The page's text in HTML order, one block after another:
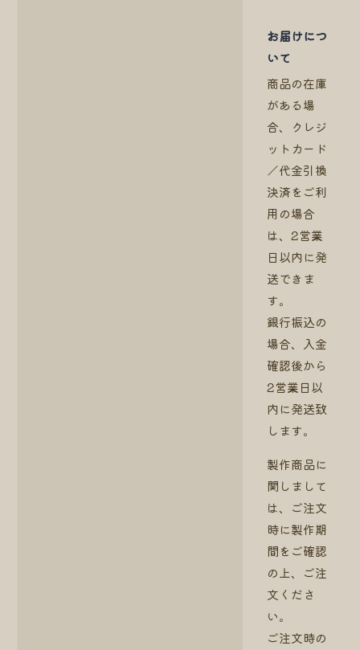
お届けにつ
いて
商品の在庫
がある場
合、クレジ
ットカード
／代金引換
決済をご利
用の場合
は、2営業
日以内に発
送できま
す。
銀行振込の
場合、入金
確認後から
2営業日以
内に発送致
します。
製作商品に
関しまして
は、ご注文
時に製作期
間をご確認
の上、ご注
文くださ
い。
ご注文時の